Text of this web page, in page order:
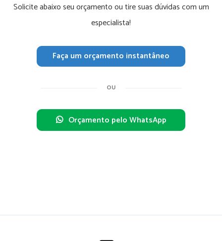
Solicite abaixo seu orçamento ou tire suas dúvidas com um
especialista!
Faça um orçamento instantâneo
OU
Orçamento pelo WhatsApp